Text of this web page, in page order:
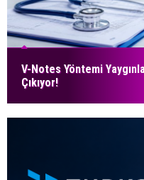
V-Notes Yöntemi
Çıkıyor!